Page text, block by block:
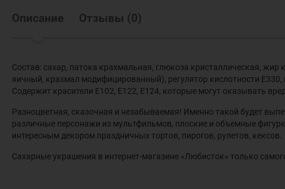
Описание Отзывы (0)
Состав: сахар, патока крахмальная, глюкоза кристаллическая,
яичный, крахмал модифицированный), регулятор кислотности Е330,
Содержит красители Е102, Е122, Е124, которые могут оказывать
Разноцветная, сказочная и незабываемая! Именно такой будет
различные персонажи из мультфильмов, плоские и объемные
интересным декором праздничных тортов, пирогов, рулетов, кексов.
Сахарные украшения в интернет-магазине «Любисток» только